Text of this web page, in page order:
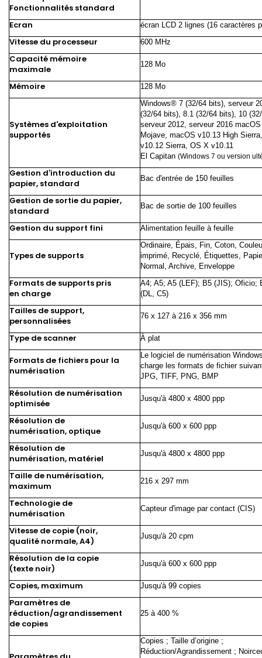
Fonctionnalités standard
Ecran écran LCD 2 lignes (16 caractères
Vitesse du processeur 600 MHz
Capacité mémoire
maximale
128 Mo
Mémoire 128 Mo
Systèmes d'exploitation
supportés
Windows® 7 (32/64 bits), serveur
(32/64 bits), 8.1 (32/64 bits), 10
serveur 2012, serveur 2016
Mojave, macOS v10.13 High
v10.12 Sierra, OS X v10.11
El Capitan (Windows 7 ou version
Gestion d'introduction du
papier, standard
Bac d'entrée de 150 feuilles
Gestion de sortie du papier,
standard
Bac de sortie de 100 feuilles
Gestion du support fini Alimentation feuille à feuille
Types de supports
Ordinaire, Épais, Fin, Coton,
imprimé, Recyclé, Étiquettes,
Normal, Archive, Enveloppe
Formats de supports pris
en charge
A4; A5; A5 (LEF); B5 (JIS); Oficio;
(DL, C5)
Tailles de support,
personnalisées
76 x 127 à 216 x 356 mm
Type de scanner À plat
Formats de fichiers pour la
numérisation
Le logiciel de numérisation
charge les formats de fichier
JPG, TIFF, PNG, BMP
Résolution de numérisation
optimisée
Jusqu'à 4800 x 4800 ppp
Résolution de
numérisation, optique
Jusqu'à 600 x 600 ppp
Résolution de
numérisation, matériel
Jusqu'à 4800 x 4800 ppp
Taille de numérisation,
maximum
216 x 297 mm
Technologie de
numérisation
Capteur d'image par contact (CIS)
Vitesse de copie (noir,
qualité normale, A4)
Jusqu'à 20 cpm
Résolution de la copie
(texte noir)
Jusqu'à 600 x 600 ppp
Copies, maximum Jusqu'à 99 copies
Paramètres de
réduction/agrandissement
de copies
25 à 400 %
Copies ; Taille d’origine ;
Réduction/Agrandissement ;